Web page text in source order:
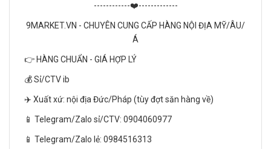
------------❤️-------------
9MARKET.VN - CHUYÊN CUNG CẤP HÀNG NỘI ĐỊA MỸ/ÂU/
Á
👉 HÀNG CHUẨN - GIÁ HỢP LÝ
💰 Sỉ/CTV ib
✈️ Xuất xứ: nội địa Đức/Pháp (tùy đợt săn hàng về)
📱 Telegram/Zalo sỉ/CTV: 0904060977
📱 Telegram/Zalo lẻ: 0984516313